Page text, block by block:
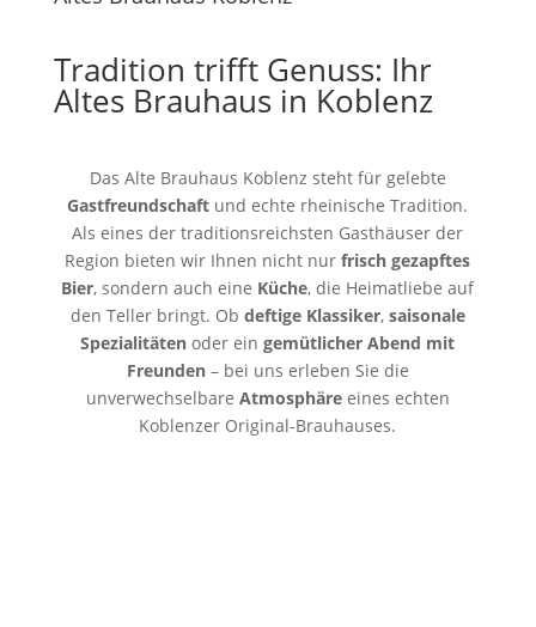
Tradition trifft Genuss: Ihr
Altes Brauhaus in Koblenz
Das Alte Brauhaus Koblenz steht für gelebte
Gastfreundschaft und echte rheinische Tradition.
Als eines der traditionsreichsten Gasthäuser der
Region bieten wir Ihnen nicht nurfrisch gezapftes
Bier, sondern auch eine Küche, die Heimatliebe auf
den Teller bringt. Ob deftige Klassiker, saisonale
Spezialitäten oder eingemütlicher Abend mit
Freunden– bei uns erleben Sie die
unverwechselbare Atmosphäreeines echten
Koblenzer Original-Brauhauses.